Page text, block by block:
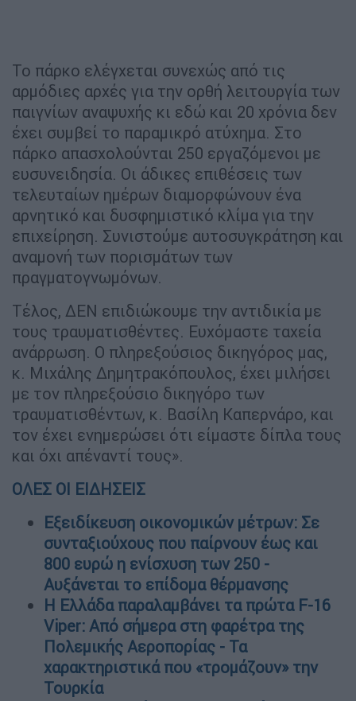
Το πάρκο ελέγχεται συνεχώς από τις
αρμόδιες αρχές για την ορθή λειτουργία των
παιγνίων αναψυχής κι εδώ και 20 χρόνια δεν
έχει συμβεί το παραμικρό ατύχημα. Στο
πάρκο απασχολούνται 250 εργαζόμενοι με
ευσυνειδησία. Οι άδικες επιθέσεις των
τελευταίων ημέρων διαμορφώνουν ένα
αρνητικό και δυσφημιστικό κλίμα για την
επιχείρηση. Συνιστούμε αυτοσυγκράτηση και
αναμονή των πορισμάτων των
πραγματογνωμόνων.
Τέλος, ΔΕΝ επιδιώκουμε την αντιδικία με
τους τραυματισθέντες. Ευχόμαστε ταχεία
ανάρρωση. Ο πληρεξούσιος δικηγόρος μας,
κ. Μιχάλης Δημητρακόπουλος, έχει μιλήσει
με τον πληρεξούσιο δικηγόρο των
τραυματισθέντων, κ. Βασίλη Καπερνάρο, και
τον έχει ενημερώσει ότι είμαστε δίπλα τους
και όχι απέναντί τους».
ΟΛΕΣ ΟΙ ΕΙΔΗΣΕΙΣ
Εξειδίκευση οικονομικών μέτρων: Σε
συνταξιούχους που παίρνουν έως και
800 ευρώ η ενίσχυση των 250 -
Αυξάνεται το επίδομα θέρμανσης
Η Ελλάδα παραλαμβάνει τα πρώτα F-16
Viper: Από σήμερα στη φαρέτρα της
Πολεμικής Αεροπορίας - Τα
χαρακτηριστικά που «τρομάζουν» την
Τουρκία